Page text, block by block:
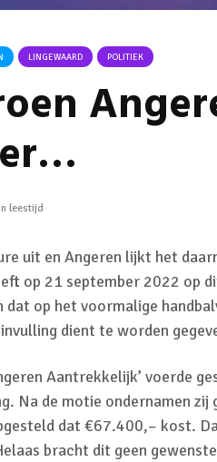
LINGEWAARD POLITIEK
leestijd
uit en Angeren lijkt het
op 21 september 2022 op
dat op het voormalige
dient te worden
Aantrekkelijk’ voerde
Na de motie ondernamen zij
dat €67.400,– kost.
bracht dit geen